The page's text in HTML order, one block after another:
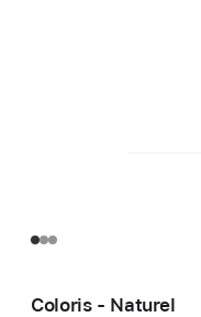
Coloris - Naturel